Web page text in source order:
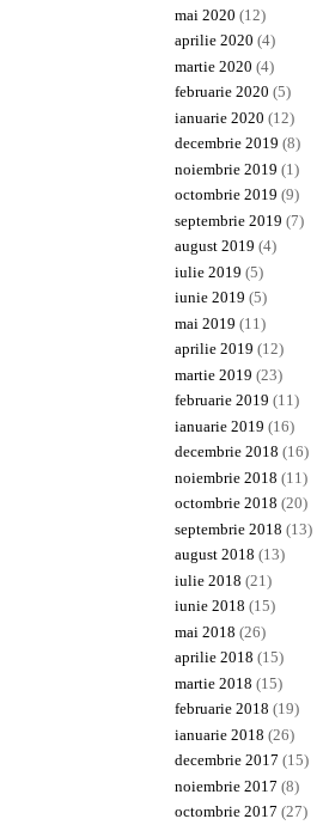
mai 2020 (12)
aprilie 2020 (4)
martie 2020 (4)
februarie 2020 (5)
ianuarie 2020 (12)
decembrie 2019 (8)
noiembrie 2019 (1)
octombrie 2019 (9)
septembrie 2019 (7)
august 2019 (4)
iulie 2019 (5)
iunie 2019 (5)
mai 2019 (11)
aprilie 2019 (12)
martie 2019 (23)
februarie 2019 (11)
ianuarie 2019 (16)
decembrie 2018 (16)
noiembrie 2018 (11)
octombrie 2018 (20)
septembrie 2018 (13)
august 2018 (13)
iulie 2018 (21)
iunie 2018 (15)
mai 2018 (26)
aprilie 2018 (15)
martie 2018 (15)
februarie 2018 (19)
ianuarie 2018 (26)
decembrie 2017 (15)
noiembrie 2017 (8)
octombrie 2017 (27)